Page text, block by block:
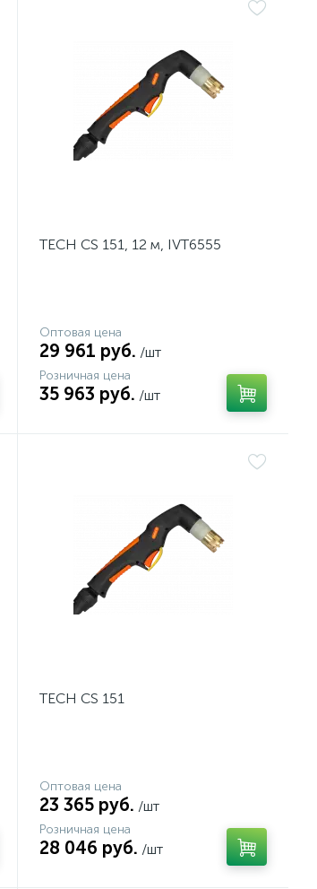
TECH CS 151, 12 м, IVT6555
Оптовая цена
29 961 руб. /шт
Розничная цена
35 963 руб. /шт
TECH CS 151
Оптовая цена
23 365 руб. /шт
Розничная цена
28 046 руб. /шт